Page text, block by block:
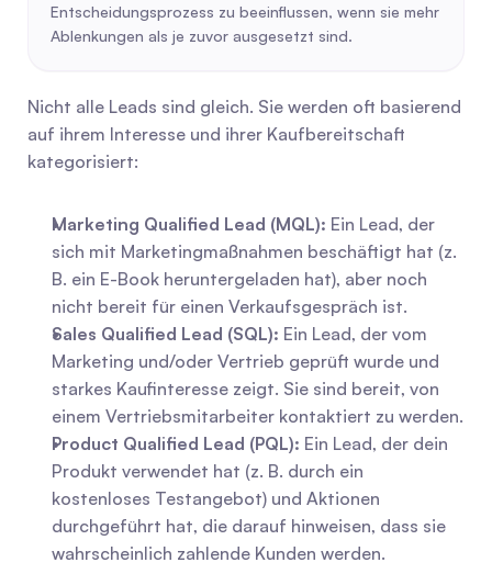
Entscheidungsprozess zu beeinflussen, wenn sie mehr
Ablenkungen als je zuvor ausgesetzt sind.
Nicht alle Leads sind gleich. Sie werden oft basierend
auf ihrem Interesse und ihrer Kaufbereitschaft
kategorisiert:
Marketing Qualified Lead (MQL): Ein Lead, der
sich mit Marketingmaßnahmen beschäftigt hat (z.
B. ein E-Book heruntergeladen hat), aber noch
nicht bereit für einen Verkaufsgespräch ist.
Sales Qualified Lead (SQL): Ein Lead, der vom
Marketing und/oder Vertrieb geprüft wurde und
starkes Kaufinteresse zeigt. Sie sind bereit, von
einem Vertriebsmitarbeiter kontaktiert zu werden.
Product Qualified Lead (PQL): Ein Lead, der dein
Produkt verwendet hat (z. B. durch ein
kostenloses Testangebot) und Aktionen
durchgeführt hat, die darauf hinweisen, dass sie
wahrscheinlich zahlende Kunden werden.